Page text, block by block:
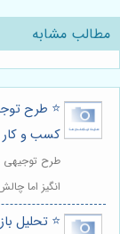
مطالب مشابه
⭐️ طرح
کسب و
طرح توجیهی
انگیز اما
⭐️ تحلیل